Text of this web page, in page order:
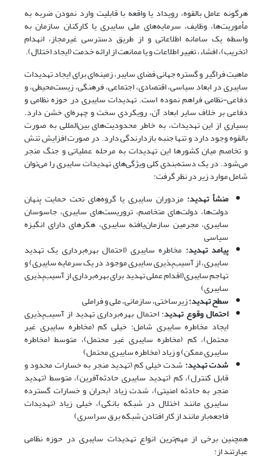
هرگونه عامل بالقوه، رویداد یا واقعه با قابلیت وارد نمودن ضربه به
مأموریت‌ها، وظایف، سرمایه‌های ملی سایبری یا کارکنان سازمان به
واسطه یک سامانه اطلاعاتی و از طریق دسترسی غیرمجاز، انهدام
(تخریب)، افشاء، تغییر اطلاعات و یا ممانعت از ارائه خدمت (ایجاد اختلال).
ماهیت فراگیر و گستره جهانی فضای سایبر، زمینه‌ای برای ایجاد تهدیدات
سایبری در ابعاد سیاسی، اقتصادی، اجتماعی، فرهنگی، زیست‌محیطی، و
دفاعی-نظامی فراهم نموده است. تهدیدات سایبری در حوزه نظامی و
دفاعی بر خلاف سایر ابعاد آن، رویکردی سخت و چهره‌ای خشن دارد.
بسیاری از این تهدیدات، به خاطر محدودیت‌های بین‌المللی به صورت
بالقوه وجود دارد و تنها جنبه بازدارندگی دارد. در صورت افزایش تنش
و تخاصم میان کشورها این تهدیدات به مرحله عملیاتی و جنگ منجر
می‌شود. در یک دسته‌بندی کلی ویژگی‌های تهدیدات سایبری را می‌توان
شامل موارد زیر در نظر گرفت:
منشأ تهدید: مزدوران سایبری یا گروه‌های تحت حمایت پنهان
دولت‌ها، دولت‌های متخاصم، تروریست‌های سایبری، جاسوسان
سایبری، مجرمین سازمان‌یافته سایبری، هکرهای دارای انگیزه
سیاسی
پیامد تهدید: مخاطره سایبری (احتمال بهره‌برداری یک تهدید
سایبری، از آسیب‌پذیری سایبری موجود در یک سرمایه سایبری) و
تهاجم سایبری(اقدام عملی تهدید برای بهره‌برداری از آسیب‌پذیری
سایبری)
سطح تهدید:زیرساختی، سازمانی، ملی و فراملی
احتمال وقوع تهدید: احتمال بهره‌برداری تهدید از آسیب‌پذیری
ایجاد مخاطره سایبری شامل: خیلی کم (مخاطره سایبری غیر
محتمل)، کم (مخاطره سایبری غیر محتمل)، متوسط (مخاطره
سایبری ممکن) و زیاد (مخاطره سایبری محتمل)
شدت تهدید: شدت خیلی کم (تهدید منجر به خسارات محدود و
قابل کنترل)، کم (تهدید سایبری حادثه‌آفرین)، متوسط (تهدید
منجر به حادثه امنیتی)، شدت زیاد (بحران و خسارات گسترده
سایبری مانند اختلال در شبکه بانکی)، خیلی زیاد (تهدیدات
فاجعه‌بار مانند از کار افتادن شبکه برق سراسری)
همچنین برخی از مهم‌ترین انواع تهدیدات سایبری در حوزه نظامی
عبارتند از: